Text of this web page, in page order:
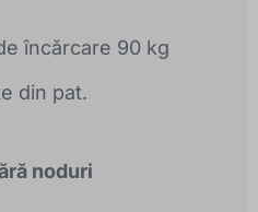
încărcare 90 kg
din pat.
noduri